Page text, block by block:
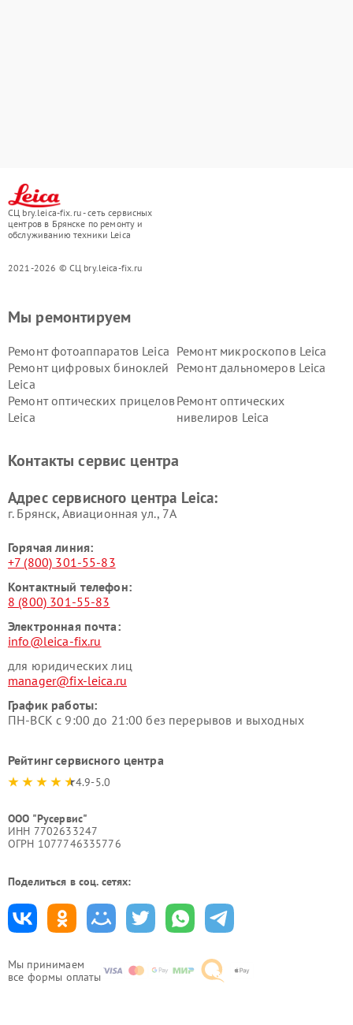
СЦ bry.leica-fix.ru - сеть сервисных
центров в Брянске по ремонту и
обслуживанию техники Leica
2021-2026 © СЦ bry.leica-fix.ru
Мы принимаем
все формы оплаты
Мы ремонтируем
Ремонт фотоаппаратов Leica Ремонт микроскопов Leica
Ремонт цифровых биноклей
Leica
Ремонт дальномеров Leica
Ремонт оптических прицелов
Leica
Ремонт оптических
нивелиров Leica
Контакты сервис центра
Адрес сервисного центра Leica:
г. Брянск, Авиационная ул., 7А
Горячая линия:
+7 (800) 301-55-83
Контактный телефон:
8 (800) 301-55-83
Электронная почта:
info@leica-fix.ru
для юридических лиц
manager@fix-leica.ru
График работы:
ПН-ВСК с 9:00 до 21:00 без перерывов и выходных
Рейтинг сервисного центра
4.9-5.0
ООО "Русервис"
ИНН 7702633247
ОГРН 1077746335776
Поделиться в соц. сетях: